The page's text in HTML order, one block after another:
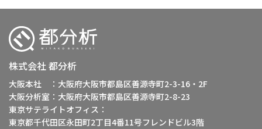
株式会社 都分析
大阪本社 ：大阪府大阪市都島区善源寺町2-3-16・2F
大阪分析室：大阪府大阪市都島区善源寺町2-8-23
東京サテライトオフィス：
東京都千代田区永田町2丁目4番11号フレンドビル3階